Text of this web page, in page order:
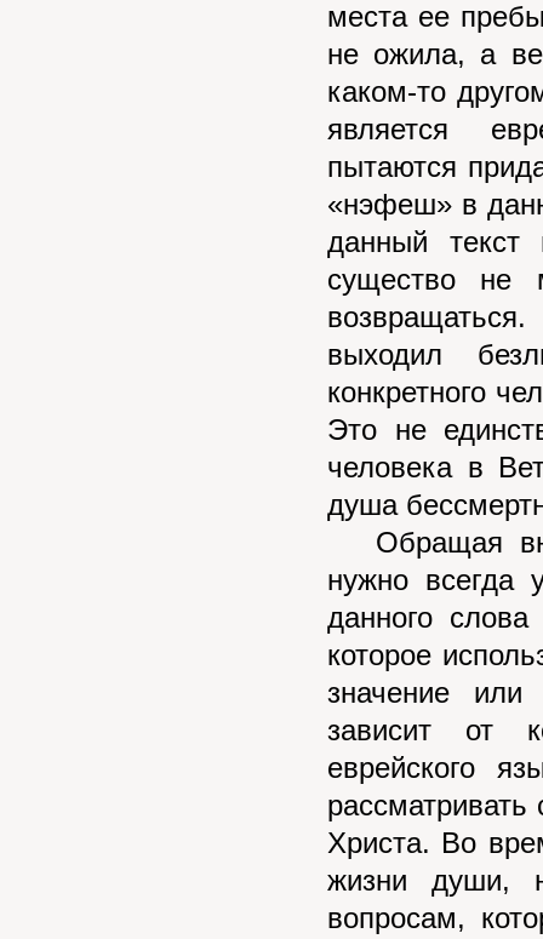
места ее
не ожила, а
каком-то
является
пытаются
«нэфеш» в
данный текст
существо не
выходил
конкретного
Это не
человека в
душа
Обращая
нужно всегда
данного
которое
значение
зависит от
еврейского
рассматривать
Христа. Во
жизни души,
вопросам,